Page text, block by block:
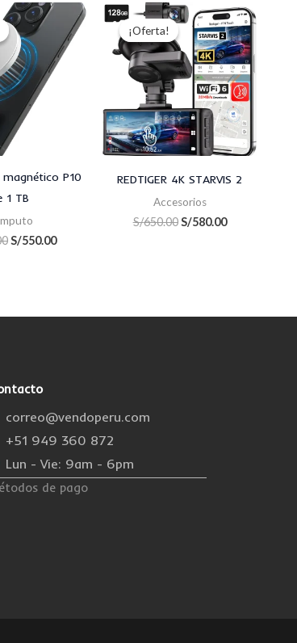
P10
1 TB
El
precio
original
era:
S/600.00.
S/550.00
precio
actual
es:
S/550.00.
¡Oferta!
¡Oferta!
REDTIGER 4K STARVIS 2
Accesorios
S/650.00
El
precio
original
era:
S/650.00.
S/580.00
El
precio
actual
es:
S/580.00.
correo@vendoperu.com
+51 949 360 872
Lun - Vie: 9am - 6pm
de pago